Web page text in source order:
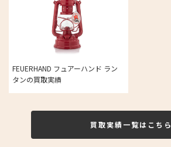
FEUERHAND フュアーハンド ラン
タンの買取実績
買取実績一覧はこちら